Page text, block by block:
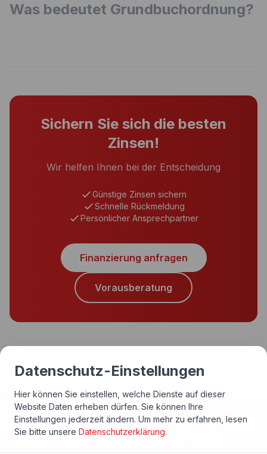
Was bedeutet Grundbuchordnung?
Sichern Sie sich die besten
Zinsen!
Wir helfen Ihnen bei der Entscheidung
Günstige Zinsen sichern
Schnelle Rückmeldung
Persönlicher Ansprechpartner
Finanzierung anfragen
Vorausberatung
Und was kommt als
Datenschutz-Einstellungen
Hier können Sie einstellen, welche Dienste auf dieser
Website Daten erheben dürfen. Sie können Ihre
Einstellungen jederzeit ändern. Um mehr zu erfahren, lesen
Sie bitte unsere Datenschutzerklärung.